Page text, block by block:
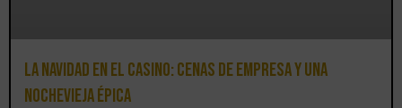
La Navidad en el Casino: cenas de empresa y una
Nochevieja épica